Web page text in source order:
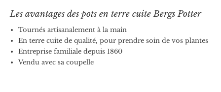
Les avantages des pots en terre cuite Bergs Potter
Tournés artisanalement à la main
En terre cuite de qualité, pour prendre soin de vos plantes
Entreprise familiale depuis 1860
Vendu avec sa coupelle